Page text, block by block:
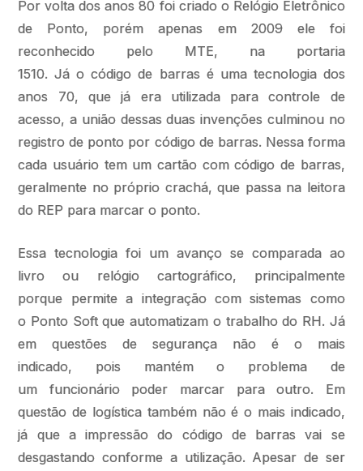
Por volta dos anos 80 foi criado o Relógio Eletrônico
de Ponto, porém apenas em 2009 ele foi
reconhecido pelo MTE, na portaria
1510. Já o código de barras é uma tecnologia dos
anos 70, que já era utilizada para controle de
acesso, a união dessas duas invenções culminou no
registro de ponto por código de barras. Nessa forma
cada usuário tem um cartão com código de barras,
geralmente no próprio crachá, que passa na leitora
do REP para marcar o ponto.
Essa tecnologia foi um avanço se comparada ao
livro ou relógio cartográfico, principalmente
porque permite a integração com sistemas como
o Ponto Soft que automatizam o trabalho do RH. Já
em questões de segurança não é o mais
indicado, pois mantém o problema de
um funcionário poder marcar para outro. Em
questão de logística também não é o mais indicado,
já que a impressão do código de barras vai se
desgastando conforme a utilização. Apesar de ser